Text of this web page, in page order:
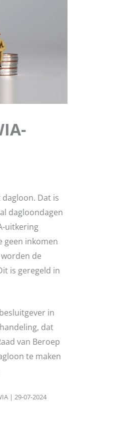
Dat is
dagloondagen
uitkering
geen inkomen
de
is geregeld in
in
dat
van Beroep
te maken
| 29-07-2024